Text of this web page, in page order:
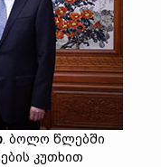
. ბოლო წლებში
კუთხით